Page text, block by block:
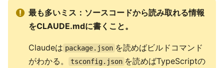
最も多いミス：ソースコードから読み取れる情報
をCLAUDE.mdに書くこと。
Claudeは package.json を読めばビルドコマンド
がわかる。
tsconfig.json を読めばTypeScriptの